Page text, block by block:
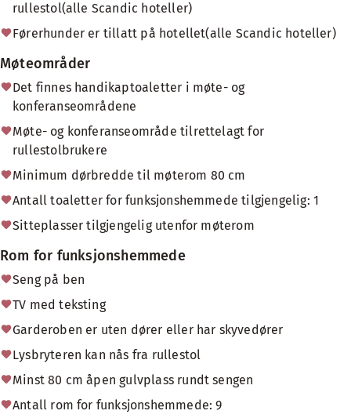
rullestol(alle Scandic hoteller)
Førerhunder er tillatt på hotellet(alle Scandic hoteller)
Møteområder
Det finnes handikaptoaletter i møte- og
konferanseområdene
Møte- og konferanseområde tilrettelagt for
rullestolbrukere
Minimum dørbredde til møterom 80 cm
Antall toaletter for funksjonshemmede tilgjengelig: 1
Sitteplasser tilgjengelig utenfor møterom
Rom for funksjonshemmede
Seng på ben
TV med teksting
Garderoben er uten dører eller har skyvedører
Lysbryteren kan nås fra rullestol
Minst 80 cm åpen gulvplass rundt sengen
Antall rom for funksjonshemmede: 9